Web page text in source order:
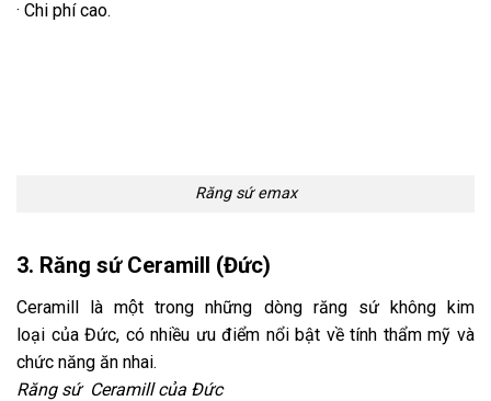
· Chi phí cao.
Răng sứ emax
3. Răng sứ Ceramill (Đức)
Ceramill là một trong những dòng răng sứ không kim
loại của Đức, có nhiều ưu điểm nổi bật về tính thẩm mỹ và
chức năng ăn nhai.
Răng sứ Ceramill của Đức